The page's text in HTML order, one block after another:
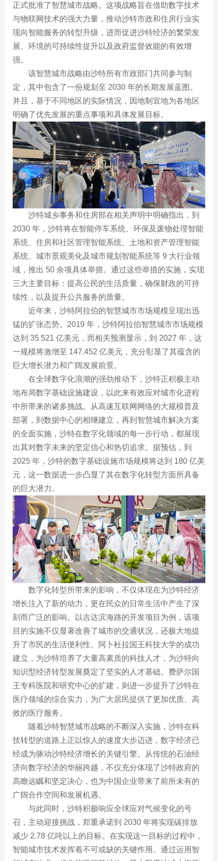
正式批准了智慧城市战略。这项战略旨在借助数字技术
与物联网技术的强大力量，推动沙特市政和住房行业实
现向智能服务的转型升级，进而促进沙特经济的繁荣发
展、环境的可持续性提升以及政府监督效能的有效增
强。
该智慧城市战略由沙特所有市政部门共同参与制
定，其中包含了一份规划至 2030 年的长期发展蓝图。
并且，基于不同地区的实际情况，因地制宜地为各地区
明确了优先发展的重点事项和具体发展目标。
沙特城乡事务和住房部在相关声明中明确指出，到
2030 年，沙特将在智能停车系统、环保及废物处理智能
系统、住房和社区管理智能系统、土地和资产管理智能
系统、城市景观美化及城市规划智能系统等 9 大行业领
域，推出 50 余项具体举措。通过这些举措的实施，实现
三大主要目标：提高公民的生活质量，确保财政的可持
续性，以及提升公共服务的质量。
近年来，沙特阿拉伯的智慧城市市场规模呈现出迅
猛的扩张态势。2019 年，沙特阿拉伯智慧城市市场规模
达到 35.521 亿美元，而相关预测显示，到 2027 年，这
一规模将激增至 147.452 亿美元，充分彰显了其蕴含的
巨大增长潜力和广阔发展前景。
在全球数字化浪潮的强劲推动下，沙特正积极主动
地布局数字基础设施建设，以此来有效应对城市化进程
中所带来的诸多挑战。从高速互联网网络的大规模普及
部署，到数据中心的相继建立，再到智慧城市解决方案
的全面实施，沙特在数字化领域的每一步行动，都展现
出其对数字未来的坚定信心和热切追求。据预估，到
2025 年，沙特的数字基础设施市场规模将达到 180 亿美
元，这一数据进一步凸显了其在数字化转型方面所具备
的巨大潜力。
数字化转型所带来的影响，不仅体现在为沙特经济
增长注入了新的动力，更在民众的日常生活中产生了深
刻而广泛的影响。以吉达滨海路的开发项目为例，该项
目的实施不仅显著改善了城市的交通状况，还极大地提
升了市民的生活便利性。阿卜杜拉国王科技大学的成功
建立，为沙特培养了大量高素质的科技人才，为沙特向
知识型经济转型发展奠定了坚实的人才基础。费萨尔国
王专科医院和研究中心的扩建，则进一步提升了沙特在
医疗领域的综合实力，为广大居民提供了更加优质、高
效的医疗服务。
随着沙特智慧城市战略的不断深入实施，沙特在科
技转型的道路上正以惊人的速度大步迈进，数字经济已
经成为驱动沙特经济增长的关键引擎。从传统的石油经
济向数字经济的华丽跨越，不仅充分体现了沙特政府的
高瞻远瞩和坚定决心，也为中国企业带来了前所未有的
广阔合作空间和发展机遇。
与此同时，沙特积极响应全球应对气候变化的号
召，主动迎接挑战，郑重承诺到 2030 年将实现碳排放
减少 2.78 亿吨以上的目标。在实现这一目标的过程中，
智能城市技术发挥着不可或缺的关键作用。通过运用智